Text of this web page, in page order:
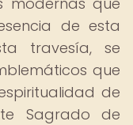
de esta
travesía, se
que
de
Sagrado de